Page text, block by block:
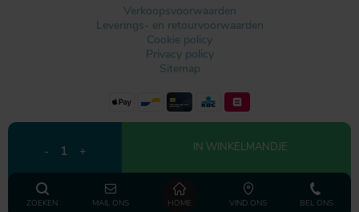
Verkoopsvoorwaarden
Leverings- en retourvoorwaarden
Cookie policy
Privacy policy
Sitemap
Webdesign by IDcreation 2021
ZOEKEN MAIL ONS HOME VIND ONS BEL ONS
- 1 + IN WINKELMANDJE